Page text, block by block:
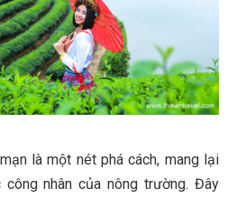
là một nét phá cách, mang lại
nhân của nông trường. Đây